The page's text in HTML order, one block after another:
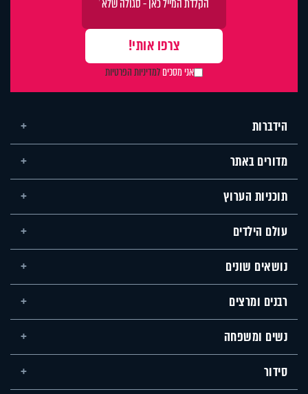
אני מסכיםלמדיניות הפרטיות
הידברות
מדורים באתר
תוכניות הערוץ
עולם הילדים
נושאים שונים
רבנים ומרצים
נשים ומשפחה
סידור